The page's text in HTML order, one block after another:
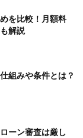
を比較！月額料
解説
組みや条件とは？
ーン審査は厳し